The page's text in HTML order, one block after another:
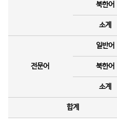
북한어
소계
전문어
일반어
북한어
소계
합계